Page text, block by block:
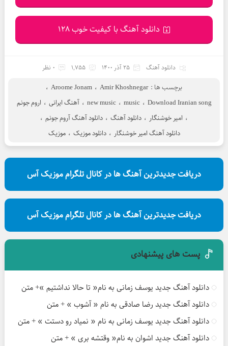
دانلود آهنگ با کیفیت خوب 128
دانلود آهنگ 25 آذر 1400 1,755 0 نظر
برچسب ها : Amir Khoshnegar ، Aroome Jonam ،
Download Iranian song ، music ، new music ، آهنگ ایرانی ، اروم جونم
، امیر خوشنگار ، دانلود آهنگ ، دانلود آهنگ آروم جونم ،
دانلود آهنگ امیر خوشنگار ، دانلود موزیک ، موزیک
دریافت جدیدترین آهنگ ها در کانال تلگرام موزیک آس
دریافت جدیدترین آهنگ ها در کانال تلگرام موزیک آس
پست های پیشنهادی
دانلود آهنگ جدید یوسف زمانی به نام« تا حالا نداشتیم »+ متن
دانلود آهنگ جدید رضا صادقی به نام « آشوب » + متن
دانلود آهنگ جدید یوسف زمانی به نام « نمیاد رو دستت » + متن
دانلود آهنگ جدید اشوان به نام« وقتشه بری » + متن